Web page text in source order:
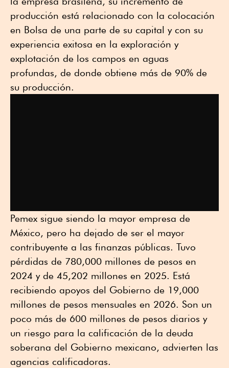
producción está relacionado con la colocación
en Bolsa de una parte de su capital y con su
experiencia exitosa en la exploración y
explotación de los campos en aguas
profundas, de donde obtiene más de 90% de
su producción.
Pemex sigue siendo la mayor empresa de
México, pero ha dejado de ser el mayor
contribuyente a las finanzas públicas. Tuvo
pérdidas de 780,000 millones de pesos en
2024 y de 45,202 millones en 2025. Está
recibiendo apoyos del Gobierno de 19,000
millones de pesos mensuales en 2026. Son un
poco más de 600 millones de pesos diarios y
un riesgo para la calificación de la deuda
soberana del Gobierno mexicano, advierten las
agencias calificadoras.